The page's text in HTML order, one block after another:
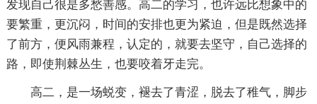
发现自己很是多愁善感。高二的学习，也许远比想象中的
要繁重，更沉闷，时间的安排也更为紧迫，但是既然选择
了前方，便风雨兼程，认定的，就要去坚守，自己选择的
路，即使荆棘丛生，也要咬着牙走完。
高二，是一场蜕变，褪去了青涩，脱去了稚气，脚步